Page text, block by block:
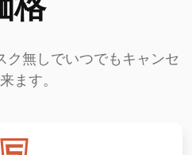
ク無しでいつでもキャンセ
ます。